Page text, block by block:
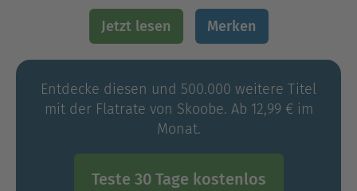
Jetzt lesen Merken
Entdecke diesen und 500.000 weitere Titel
mit der Flatrate von Skoobe. Ab 12,99 € im
Monat.
Teste 30 Tage kostenlos